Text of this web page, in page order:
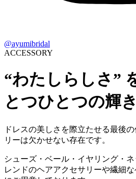
@ayumibridal
ACCESSORY
“わたしらしさ”
とつひとつの輝き
ドレスの美しさを際立たせる最後
リーは欠かせない存在です。
シューズ・ベール・イヤリング・
レンドのヘアアクセサリーや繊細